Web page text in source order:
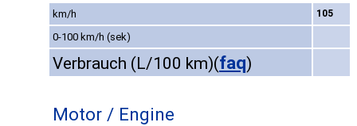
km/h 105
0-100 km/h (sek)
Verbrauch (L/100 km)(faq)
Motor / Engine